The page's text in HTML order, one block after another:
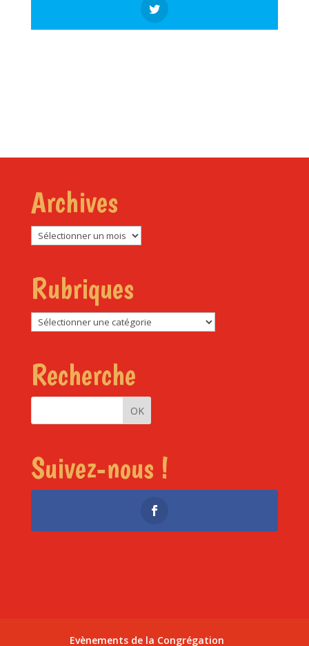
Archives
Archives
Rubriques
Rubriques
Recherche
Suivez-nous !
Evènements de la Congrégation